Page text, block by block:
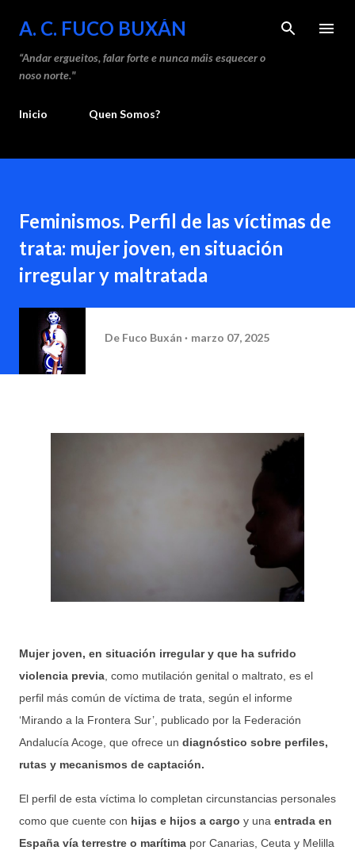
Saltar ao contido principal
A. C. FUCO BUXÁN
“Andar ergueitos, falar forte e nunca máis esquecer o
noso norte."
Inicio Quen Somos?
Feminismos. Perfil de las víctimas de
trata: mujer joven, en situación
irregular y maltratada
De Fuco Buxán marzo 07, 2025
Mujer joven, en situación irregular y que ha sufrido
violencia previa , como mutilación genital o maltrato, es el
perfil más común de víctima de trata, según el informe
‘Mirando a la Frontera Sur’, publicado por la Federación
Andalucía Acoge, que ofrece un diagnóstico sobre perfiles,
rutas y mecanismos de captación.
El perfil de esta víctima lo completan circunstancias personales
como que cuente con hijas e hijos a cargo y una entrada en
España vía terrestre o marítima por Canarias, Ceuta y Melilla